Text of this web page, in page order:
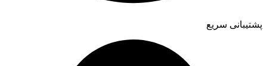
پشتیبانی سریع